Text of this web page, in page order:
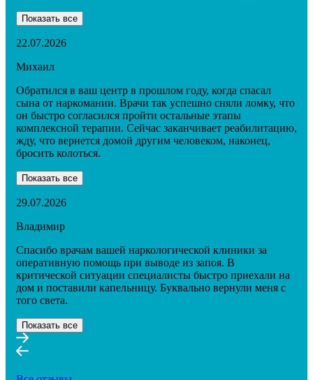
Показать все
22.07.2026
Михаил
Обратился в ваш центр в прошлом году, когда спасал
сына от наркомании. Врачи так успешно сняли ломку, что
он быстро согласился пройти остальные этапы
комплексной терапии. Сейчас заканчивает реабилитацию,
жду, что вернется домой другим человеком, наконец,
бросить колоться.
Показать все
29.07.2026
Владимир
Спасибо врачам вашей наркологической клиники за
оперативную помощь при выводе из запоя. В
критической ситуации специалисты быстро приехали на
дом и поставили капельницу. Буквально вернули меня с
того света.
Показать все